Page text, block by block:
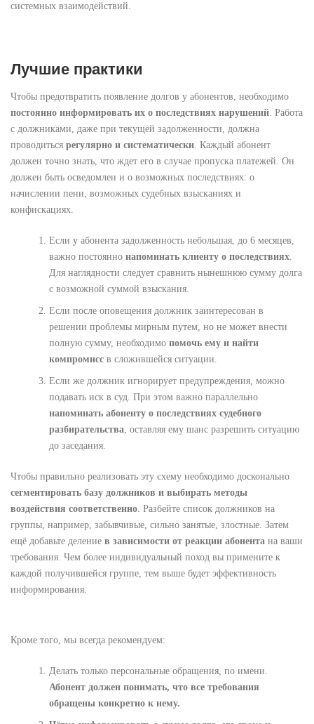
системных взаимодействий.
Лучшие практики
Чтобы предотвратить появление долгов у абонентов, необходимо
постоянно информировать их о последствиях нарушений . Работа
с должниками, даже при текущей задолженности, должна
проводиться регулярно и систематически . Каждый абонент
должен точно знать, что ждет его в случае пропуска платежей. Он
должен быть осведомлен и о возможных последствиях: о
начислении пени, возможных судебных взысканиях и
конфискациях.
Если у абонента задолженность небольшая, до 6 месяцев,
важно постоянно напоминать клиенту о последствиях
Для наглядности следует сравнить нынешнюю сумму долга
с возможной суммой взыскания.
Если после оповещения должник заинтересован в
решении проблемы мирным путем, но не может внести
полную сумму, необходимо помочь ему и найти
компромисс в сложившейся ситуации.
Если же должник игнорирует предупреждения, можно
подавать иск в суд. При этом важно параллельно
напоминать абоненту о последствиях судебного
разбирательства , оставляя ему шанс разрешить ситуацию
до заседания.
Чтобы правильно реализовать эту схему необходимо досконально
сегментировать базу должников и выбирать методы
воздействия соответственно . Разбейте список должников на
группы, например, забывчивые, сильно занятые, злостные. Затем
ещё добавьте деление в зависимости от реакции абонента на ваши
требования. Чем более индивидуальный поход вы примените к
каждой получившейся группе, тем выше будет эффективность
информирования.
Кроме того, мы всегда рекомендуем:
Делать только персональные обращения, по имени.
Абонент должен понимать, что все требования
обращены конкретно к нему.